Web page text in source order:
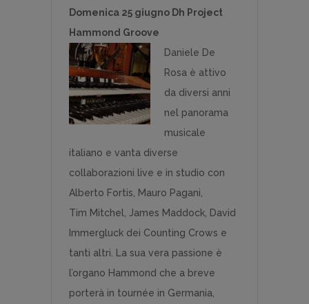
Domenica 25 giugno Dh Project
Hammond Groove
Daniele De
Rosa è attivo
da diversi anni
nel panorama
musicale
italiano e vanta diverse
collaborazioni live e in studio con
Alberto Fortis, Mauro Pagani,
Tim Mitchel, James Maddock, David
Immergluck dei Counting Crows e
tanti altri. La sua vera passione è
l’organo Hammond che a breve
porterà in tournée in Germania,